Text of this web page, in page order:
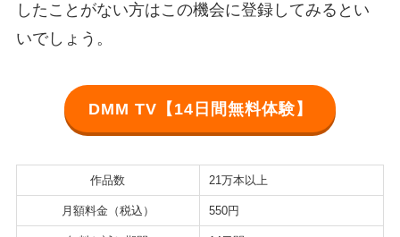
したことがない方はこの機会に登録してみるとい
いでしょう。
DMM TV【14日間無料体験】
作品数 21万本以上
月額料金（税込） 550円